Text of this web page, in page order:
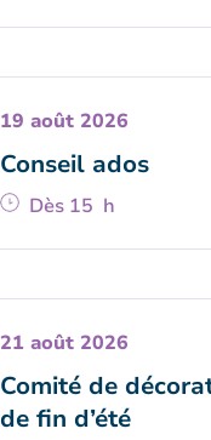
19 août 2026
Conseil ados
Dès 15 h
21 août 2026
Comité de
de fin d’été